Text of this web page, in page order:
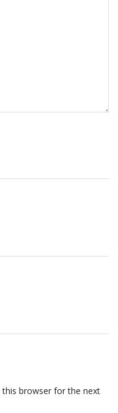
this browser for the next